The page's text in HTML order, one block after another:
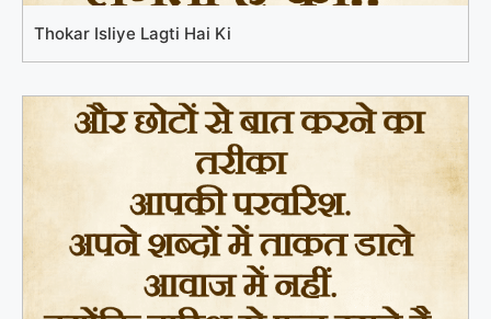
Thokar Isliye Lagti Hai Ki